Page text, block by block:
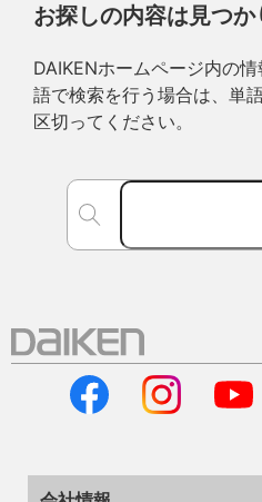
お探しの内容は見つか
DAIKENホームページ内の
語で検索を行う場合は、単
区切ってください。